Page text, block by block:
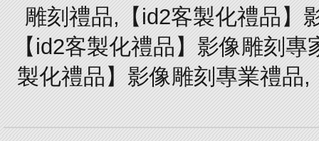
雕刻禮品,【id2客製化禮品】
【id2客製化禮品】影像雕刻
製化禮品】影像雕刻專業禮品